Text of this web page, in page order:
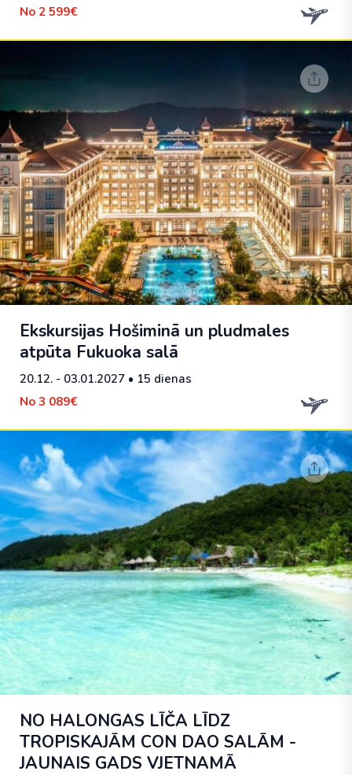
No 2 599€
Ekskursijas Hošiminā un pludmales
atpūta Fukuoka salā
20.12. - 03.01.2027 • 15 dienas
No 3 089€
NO HALONGAS LĪČA LĪDZ
TROPISKAJĀM CON DAO SALĀM -
JAUNAIS GADS VJETNAMĀ